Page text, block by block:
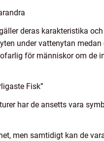
deras karakteristika
under vattenytan
för människor om de
Fisk”
har de ansetts vara
men samtidigt kan de